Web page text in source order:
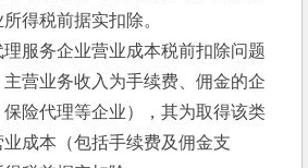
得税前据实扣除。
务企业营业成本税前扣除问题
业务收入为手续费、佣金的企
险代理等企业），其为取得该类
成本（包括手续费及佣金支